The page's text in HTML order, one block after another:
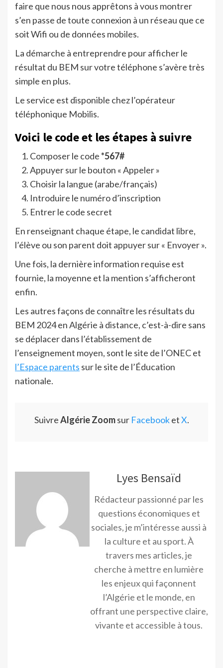
faire que nous nous apprêtons à vous montrer
s’en passe de toute connexion à un réseau que ce
soit Wifi ou de données mobiles.
La démarche à entreprendre pour afficher le
résultat du BEM sur votre téléphone s’avère très
simple en plus.
Le service est disponible chez l’opérateur
téléphonique Mobilis.
Voici le code et les étapes à suivre
Composer le code*567#
Appuyer sur le bouton « Appeler »
Choisir la langue (arabe/français)
Introduire le numéro d’inscription
Entrer le code secret
En renseignant chaque étape, le candidat libre,
l’élève ou son parent doit appuyer sur « Envoyer ».
Une fois, la dernière information requise est
fournie, la moyenne et la mention s’afficheront
enfin.
Les autres façons de connaître les résultats du
BEM 2024 en Algérie à distance, c’est-à-dire sans
se déplacer dans l’établissement de
l’enseignement moyen, sont le site de l’ONEC et
l’Espace parents sur le site de l’Éducation
nationale.
SuivreAlgérie Zoomsur FacebooketX.
Lyes Bensaïd
Rédacteur passionné par les
questions économiques et
sociales, je m’intéresse aussi à
la culture et au sport. À
travers mes articles, je
cherche à mettre en lumière
les enjeux qui façonnent
l’Algérie et le monde, en
offrant une perspective claire,
vivante et accessible à tous.